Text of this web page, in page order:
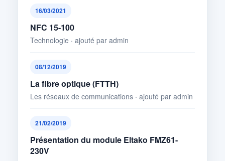
16/03/2021
NFC 15-100
Technologie · ajouté par admin
08/12/2019
La fibre optique (FTTH)
Les réseaux de communications · ajouté par admin
21/02/2019
Présentation du module Eltako FMZ61-
230V